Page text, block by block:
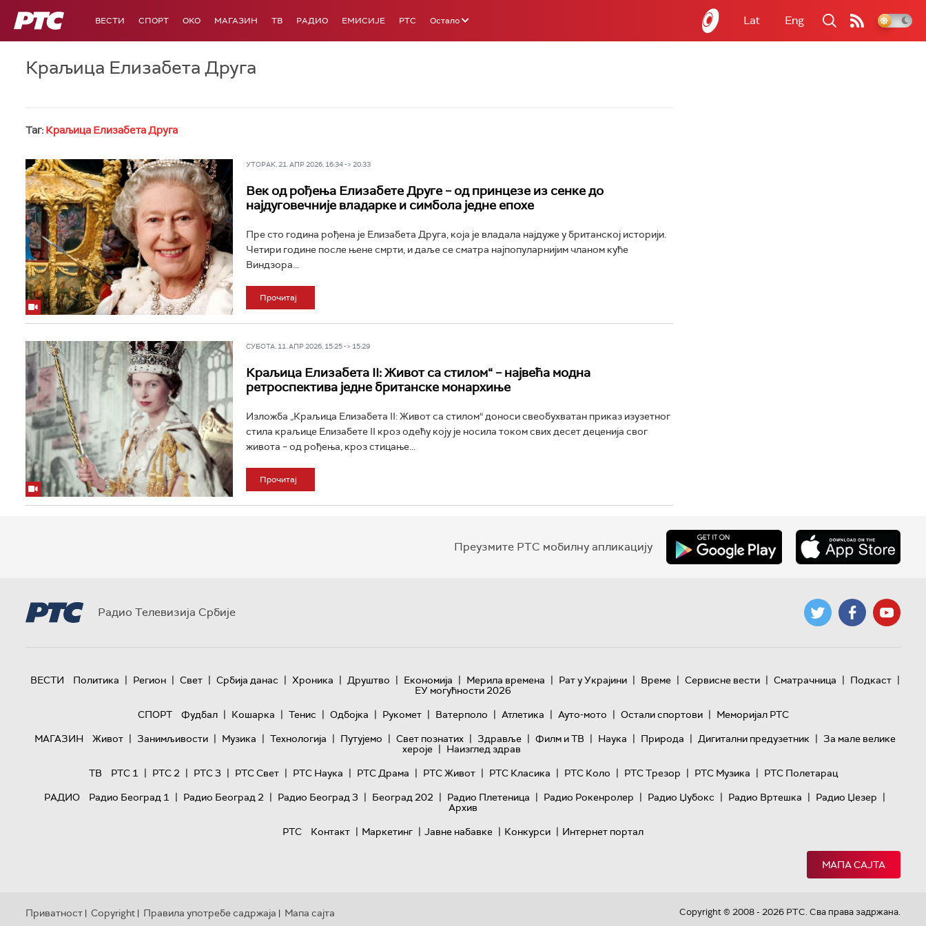
РТС ВЕСТИ СПОРТ OKO МАГАЗИН ТВ РАДИО ЕМИСИЈЕ РТС Остало Lat Eng
Краљица Елизабета Друга
Таг: Краљица Елизабета Друга
УТОРАК, 21. АПР 2026, 16:34 -> 20:33
Век од рођења Елизабете Друге – од принцезе из сенке до
најдуговечније владарке и симбола једне епохе
Пре сто година рођена је Елизабета Друга, која је владала најдуже у британској историји.
Четири године после њене смрти, и даље се сматра најпопуларнијим чланом куће
Виндзора...
Прочитај
СУБОТА, 11. АПР 2026, 15:25 -> 15:29
Краљица Елизабета II: Живот са стилом“ – највећа модна
ретроспектива једне британске монархиње
Изложба „Краљица Елизабета II: Живот са стилом“ доноси свеобухватан приказ изузетног
стила краљице Елизабете II кроз одећу коју је носила током свих десет деценија свог
живота – од рођења, кроз стицање...
Прочитај
Преузмите РТС мобилну апликацију
Радио Телевизија Србије
ВЕСТИ Политика | Регион | Свет | Србија данас | Хроника | Друштво | Економија | Мерила времена | Рат у Украјини | Време | Сервисне вести | Сматрачница | Подкаст |
ЕУ могућности 2026
СПОРТ
Фудбал | Кошарка | Тенис | Одбојка | Рукомет | Ватерполо | Атлетика | Ауто-мото | Остали спортови | Меморијал РТС
МАГАЗИН
Живот | Занимљивости | Музика | Технологијa | Путујемо | Свет познатих | Здравље | Филм и ТВ | Наука | Природа | Дигитални предузетник | За мале велике
хероје | Наизглед здрав
ТВ
РТС 1 | РТС 2 | РТС 3 | РТС Свет | РТС Наука | РТС Драма | РТС Живот | РТС Класика | РТС Коло | РТС Трезор | РТС Музика | РТС Полетарац
РАДИО
Радио Београд 1 | Радио Београд 2 | Радио Београд 3 | Београд 202 | Радио Плетеница | Радио Рокенролер | Радио Џубокс | Радио Вртешка | Радио Џезер |
Архив
РТС
Контакт | Маркетинг | Јавне набавке | Конкурси | Интернет портал
МАПА САЈТА
Приватност | Copyright | Правила употребе садржаја | Мапа сајта Copyright © 2008 - 2026 РТС. Сва права задржана.